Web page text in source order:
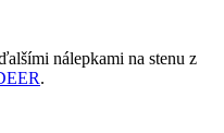
nálepkami na stenu z
.